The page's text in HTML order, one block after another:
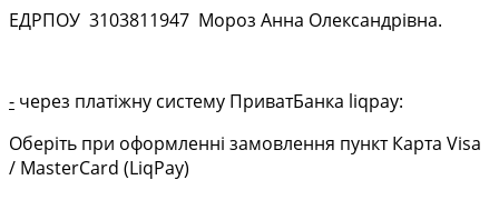
ЕДРПОУ 3103811947 Мороз Анна Олександрівна.
- через платіжну систему ПриватБанка liqpay:
Оберіть при оформленні замовлення пункт Карта Visa
/ MasterCard (LiqPay)